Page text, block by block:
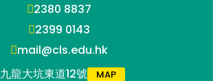
2380 8837
2399 0143
mail@cls.edu.hk
九龍大坑東道12號
MAP